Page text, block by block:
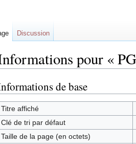
pour «
la
navigation
la
recherche
de base
Titre affiché
Clé de tri par défaut
Taille de la page (en octets)
Discussion